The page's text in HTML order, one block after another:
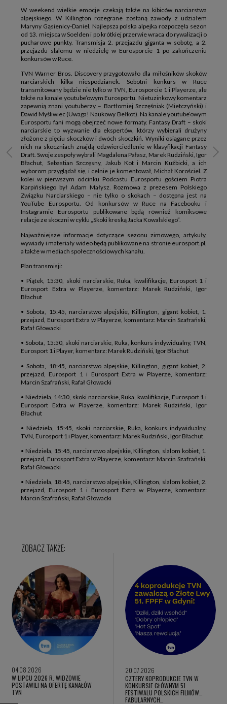
W weekend wielkie emocje czekają także na kibiców narciarstwa
alpejskiego. W Killington rozegrane zostaną zawody z udziałem
Maryny Gąsienicy-Daniel. Najlepsza polska alpejka rozpoczęła sezon
od 13. miejsca w Soelden i po krótkiej przerwie wraca do rywalizacji o
pucharowe punkty. Transmisja 2. przejazdu giganta w sobotę, a 2.
przejazdu slalomu w niedzielę w Eurosporcie 1 po zakończeniu
konkursów w Ruce.
TVN Warner Bros. Discovery przygotowało dla miłośników skoków
narciarskich kilka niespodzianek. Sobotni konkurs w Ruce
transmitowany będzie nie tylko w TVN, Eurosporcie 1 i Playerze, ale
także na kanale youtube’owym Eurosportu. Nietuzinkowy komentarz
zapewnią znani youtuberzy – Bartłomiej Szczęśniak (Mietczyński) i
Dawid Myśliwiec (Uwaga! Naukowy Bełkot). Na kanale youtube’owym
Eurosportu fani mogą obejrzeć nowe formaty. Fantasy Draft – skoki
narciarskie to wyzwanie dla ekspertów, którzy wybierali drużyny
złożone z pięciu skoczków i dwóch skoczkiń. Wyniki osiągane przez
nich na skoczniach znajdą odzwierciedlenie w klasyfikacji Fantasy
Draft. Swoje zespoły wybrali Magdalena Pałasz, Marek Rudziński, Igor
Błachut, Sebastian Szczęsny, Jakub Kot i Marcin Kuźbicki, a ich
wyborom przyglądał się, i celnie je komentował, Michał Korościel. Z
kolei w pierwszym odcinku Podcastu Eurosportu gościem Piotra
Karpińskiego był Adam Małysz. Rozmowa z prezesem Polskiego
Związku Narciarskiego – nie tylko o skokach – dostępna jest na
YouTube Eurosportu. Od konkursów w Ruce na Facebooku i
Instagramie Eurosportu publikowane będą również komiksowe
relacje ze skoczni w cyklu „Skoki kreską Jacka Kowalskiego”.
Najważniejsze informacje dotyczące sezonu zimowego, artykuły,
wywiady i materiały wideo będą publikowane na stronie eurosport.pl,
a także w mediach społecznościowych kanału.
Plan transmisji:
• Piątek, 15:30, skoki narciarskie, Ruka, kwalifikacje, Eurosport 1 i
Eurosport Extra w Playerze, komentarz: Marek Rudziński, Igor
Błachut
• Sobota, 15:45, narciarstwo alpejskie, Killington, gigant kobiet, 1.
przejazd, Eurosport Extra w Playerze, komentarz: Marcin Szafrański,
Rafał Głowacki
• Sobota, 15:50, skoki narciarskie, Ruka, konkurs indywidualny, TVN,
Eurosport 1 i Player, komentarz: Marek Rudziński, Igor Błachut
• Sobota, 18:45, narciarstwo alpejskie, Killington, gigant kobiet, 2.
przejazd, Eurosport 1 i Eurosport Extra w Playerze, komentarz:
Marcin Szafrański, Rafał Głowacki
• Niedziela, 14:30, skoki narciarskie, Ruka, kwalifikacje, Eurosport 1 i
Eurosport Extra w Playerze, komentarz: Marek Rudziński, Igor
Błachut
• Niedziela, 15:45, skoki narciarskie, Ruka, konkurs indywidualny,
TVN, Eurosport 1 i Player, komentarz: Marek Rudziński, Igor Błachut
• Niedziela, 15:45, narciarstwo alpejskie, Killington, slalom kobiet, 1.
przejazd, Eurosport Extra w Playerze, komentarz: Marcin Szafrański,
Rafał Głowacki
• Niedziela, 18:45, narciarstwo alpejskie, Killington, slalom kobiet, 2.
przejazd, Eurosport 1 i Eurosport Extra w Playerze, komentarz:
Marcin Szafrański, Rafał Głowacki
04.08.2026
W LIPCU 2026 R. WIDZOWIE
POSTAWILI NA OFERTĘ KANAŁÓW
TVN
20.07.2026
CZTERY KOPRODUKCJE TVN W
KONKURSIE GŁÓWNYM 51.
FESTIWALU POLSKICH FILMÓW
FABULARNYCH…